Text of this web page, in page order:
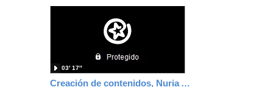
Creación de contenidos, Nuria Asenjo
03′ 17″